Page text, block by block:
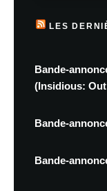
LES
Bande-
(Insidious: Out
Bande-
Bande-